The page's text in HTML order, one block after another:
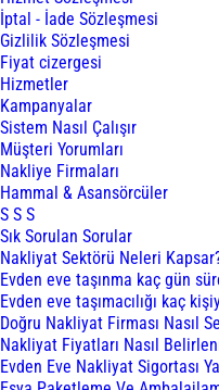
İptal - İade Sözleşmesi
Gizlilik Sözleşmesi
Fiyat cizergesi
Hizmetler
Kampanyalar
Sistem Nasıl Çalışır
Müşteri Yorumları
Nakliye Firmaları
Hammal & Asansörcüler
S S S
Sık Sorulan Sorular
Nakliyat Sektörü Neleri
Evden eve taşınma kaç gün
Evden eve taşımacılığı kaç
Doğru Nakliyat Firması Nasıl
Nakliyat Fiyatları Nasıl
Evden Eve Nakliyat Sigortası